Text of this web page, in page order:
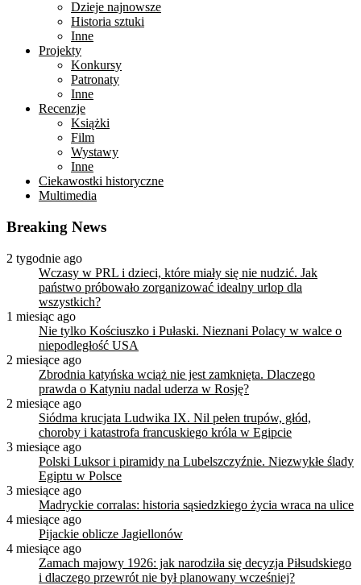
Dzieje najnowsze
Historia sztuki
Inne
Projekty
Konkursy
Patronaty
Inne
Recenzje
Książki
Film
Wystawy
Inne
Ciekawostki historyczne
Multimedia
Breaking News
2 tygodnie ago
Wczasy w PRL i dzieci, które miały się nie nudzić. Jak
państwo próbowało zorganizować idealny urlop dla
wszystkich?
1 miesiąc ago
Nie tylko Kościuszko i Pułaski. Nieznani Polacy w walce o
niepodległość USA
2 miesiące ago
Zbrodnia katyńska wciąż nie jest zamknięta. Dlaczego
prawda o Katyniu nadal uderza w Rosję?
2 miesiące ago
Siódma krucjata Ludwika IX. Nil pełen trupów, głód,
choroby i katastrofa francuskiego króla w Egipcie
3 miesiące ago
Polski Luksor i piramidy na Lubelszczyźnie. Niezwykłe ślady
Egiptu w Polsce
3 miesiące ago
Madryckie corralas: historia sąsiedzkiego życia wraca na ulice
4 miesiące ago
Pijackie oblicze Jagiellonów
4 miesiące ago
Zamach majowy 1926: jak narodziła się decyzja Piłsudskiego
i dlaczego przewrót nie był planowany wcześniej?